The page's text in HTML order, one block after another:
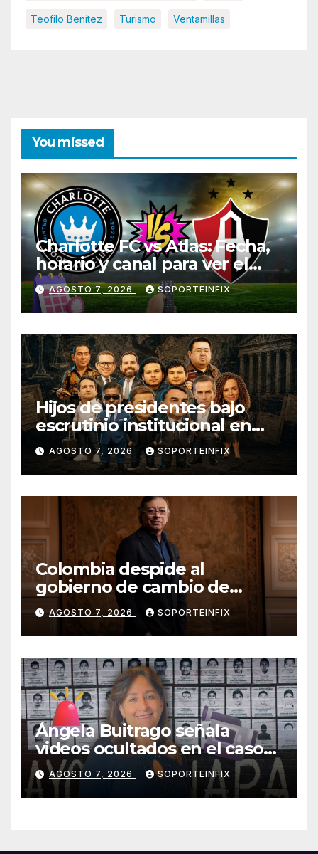
Teofilo Benítez Turismo Ventamillas
You missed
Charlotte FC vs Atlas: Fecha,
horario y canal para ver el
partido de la Leagues Cup
2026
AGOSTO 7, 2026 SOPORTEINFIX
Hijos de presidentes bajo
escrutinio institucional en
Brasil, Guinea Ecuatorial,
Angola y Estados Unidos
AGOSTO 7, 2026 SOPORTEINFIX
Colombia despide al
gobierno de cambio de
Gustavo Petro tras cuatro
años de mandato
AGOSTO 7, 2026 SOPORTEINFIX
Ángela Buitrago señala
videos ocultados en el caso
Ayotzinapa como estrategia
de encubrimiento
AGOSTO 7, 2026 SOPORTEINFIX